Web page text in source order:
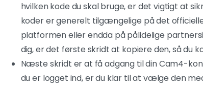
hvilken kode du skal bruge, er det vigtigt at
koder er generelt tilgængelige på det
platformen eller endda på pålidelige
dig, er det første skridt at kopiere den, så du
Næste skridt er at få adgang til din Cam4-
du er logget ind, er du klar til at vælge den